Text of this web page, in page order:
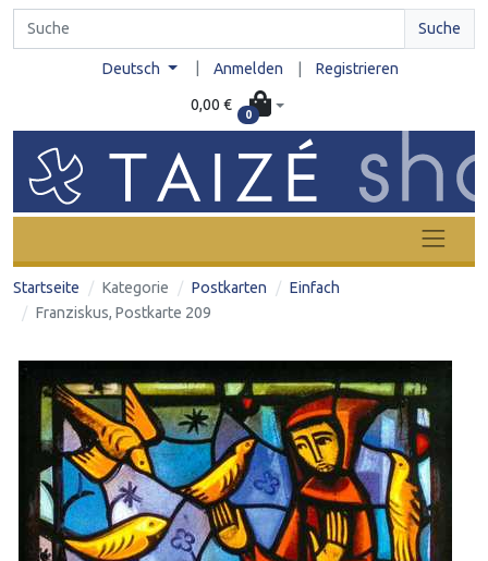
Suche
Deutsch Anmelden Registrieren
0,00 €
0
Startseite Kategorie Postkarten
Einfach
Franziskus, Postkarte 209